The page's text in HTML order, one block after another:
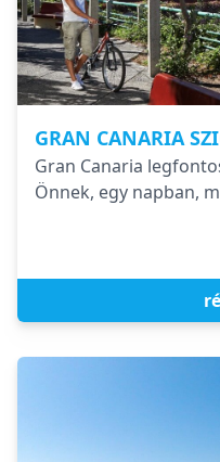
GRAN CANARIA
Gran Canaria
Önnek, egy napban,